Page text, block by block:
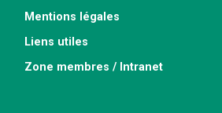
Mentions légales
Liens utiles
Zone membres / Intranet